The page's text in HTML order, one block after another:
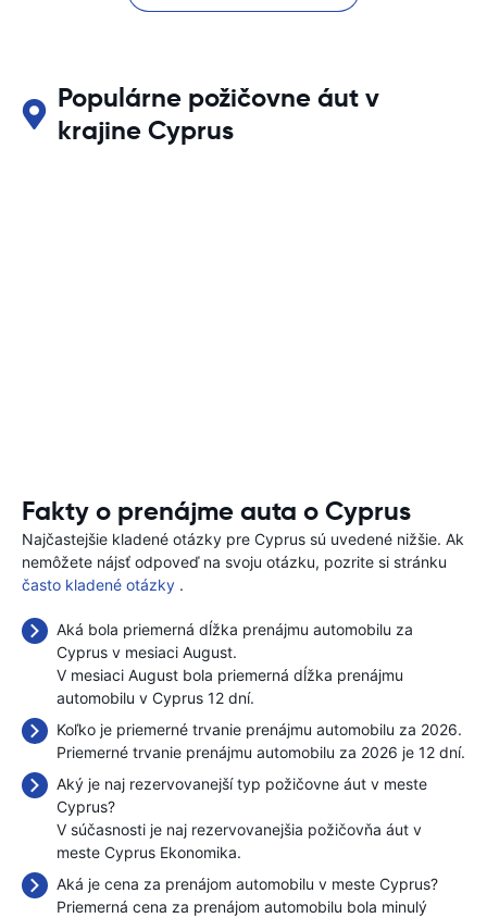
Populárne požičovne áut v
krajine Cyprus
Fakty o prenájme auta o Cyprus
Najčastejšie kladené otázky pre Cyprus sú uvedené nižšie. Ak
nemôžete nájsť odpoveď na svoju otázku, pozrite si stránku
často kladené otázky .
Aká bola priemerná dĺžka prenájmu automobilu za
Cyprus v mesiaci August.
V mesiaci August bola priemerná dĺžka prenájmu
automobilu v Cyprus 12 dní.
Koľko je priemerné trvanie prenájmu automobilu za 2026.
Priemerné trvanie prenájmu automobilu za 2026 je 12 dní.
Aký je naj rezervovanejší typ požičovne áut v meste
Cyprus?
V súčasnosti je naj rezervovanejšia požičovňa áut v
meste Cyprus Ekonomika.
Aká je cena za prenájom automobilu v meste Cyprus?
Priemerná cena za prenájom automobilu bola minulý